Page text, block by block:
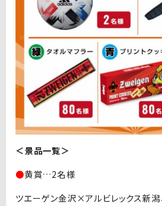
＜景品一覧＞
●黄賞…2名様
ツエーゲン金沢×アルビレックス新潟